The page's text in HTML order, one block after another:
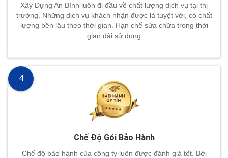
Xây Dựng An Bình luôn đi đầu về chất lượng dịch vụ tại thị
trường. Những dịch vụ khách nhận được là tuyệt vời, có chất
lượng bền lâu theo thời gian. Hạn chế sửa chữa trong thời
gian dài sử dụng
Chế Độ Gói Bảo Hành
Chế độ bảo hành của công ty luôn được đánh giá tốt. Bởi
4